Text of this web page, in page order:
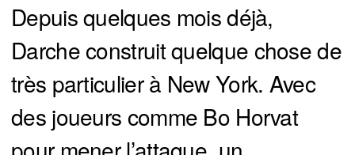
Depuis quelques mois déjà,
Darche construit quelque chose de
très particulier à New York. Avec
des joueurs comme Bo Horvat